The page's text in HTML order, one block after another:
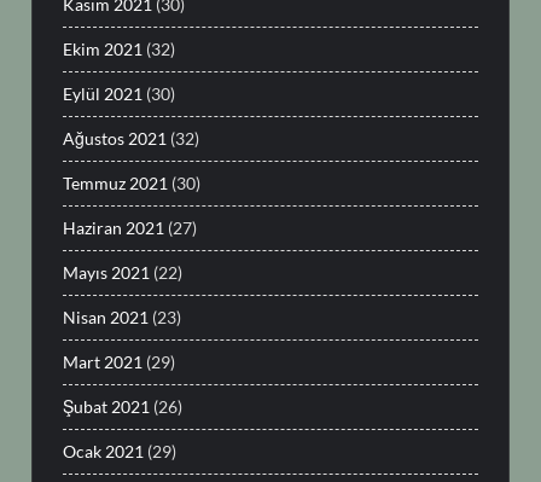
Kasım 2021 (30)
Ekim 2021 (32)
Eylül 2021 (30)
Ağustos 2021 (32)
Temmuz 2021 (30)
Haziran 2021 (27)
Mayıs 2021 (22)
Nisan 2021 (23)
Mart 2021 (29)
Şubat 2021 (26)
Ocak 2021 (29)